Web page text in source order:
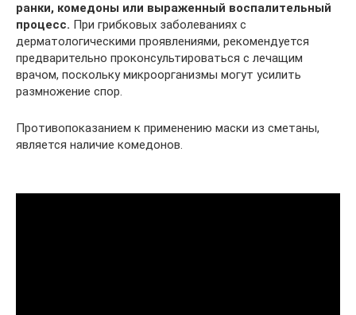
ранки, комедоны или выраженный воспалительный
процесс. При грибковых заболеваниях с
дерматологическими проявлениями, рекомендуется
предварительно проконсультироваться с лечащим
врачом, поскольку микроорганизмы могут усилить
размножение спор.
Противопоказанием к применению маски из сметаны,
является наличие комедонов.